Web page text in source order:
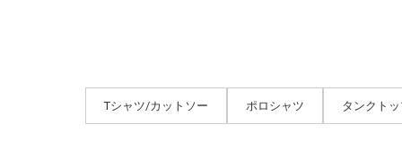
Tシャツ/カットソー ポロシャツ タンクト